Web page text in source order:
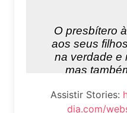
Assistir Stories:
dia.com/